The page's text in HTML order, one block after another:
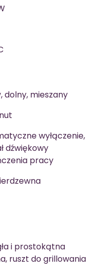
dolny, mieszany
wyłączenie,
dźwiękowy
pracy
i prostokątna
ruszt do grillowania